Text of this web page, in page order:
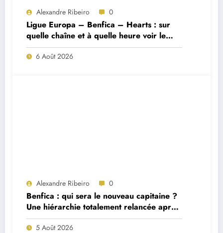
Alexandre Ribeiro 0
Ligue Europa – Benfica – Hearts : sur
quelle chaîne et à quelle heure voir le
match ?
6 Août 2026
Alexandre Ribeiro 0
Benfica : qui sera le nouveau capitaine ?
Une hiérarchie totalement relancée après
deux départs majeurs
5 Août 2026